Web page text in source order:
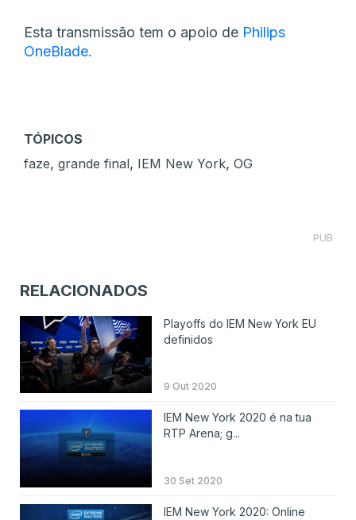
Esta transmissão tem o apoio de Philips
OneBlade.
TÓPICOS
faze, grande final, IEM New York, OG
PUB
RELACIONADOS
Playoffs do IEM New York EU
definidos
9 Out 2020
IEM New York 2020 é na tua
RTP Arena; g...
30 Set 2020
IEM New York 2020: Online